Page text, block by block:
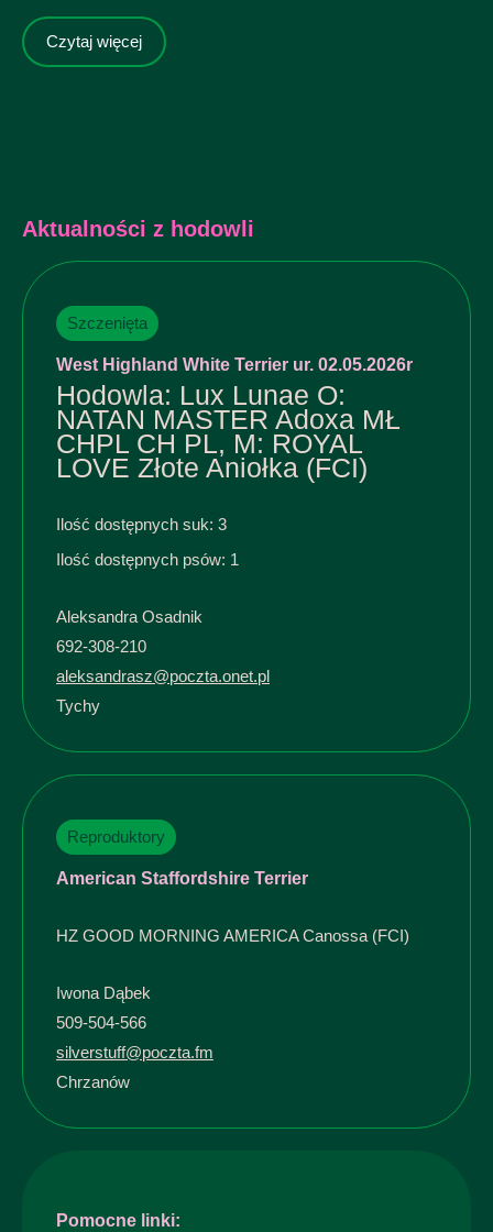
Czytaj więcej
Aktualności z hodowli
Szczenięta
West Highland White Terrier ur. 02.05.2026r
Hodowla: Lux Lunae O:
NATAN MASTER Adoxa MŁ
CHPL CH PL, M: ROYAL
LOVE Złote Aniołka (FCI)
Ilość dostępnych suk: 3
Ilość dostępnych psów: 1
Aleksandra Osadnik
692-308-210
aleksandrasz@poczta.onet.pl
Tychy
Reproduktory
American Staffordshire Terrier
HZ GOOD MORNING AMERICA Canossa (FCI)
Iwona Dąbek
509-504-566
silverstuff@poczta.fm
Chrzanów
Pomocne linki: